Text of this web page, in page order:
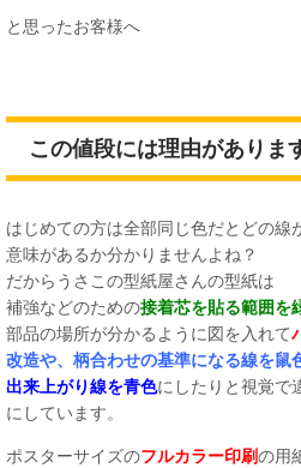
と思ったお客様へ
この値段には理由がありま
はじめての方は全部同じ色だとどの線
意味があるか分かりませんよね？
だからうさこの型紙屋さんの型紙は
補強などのための接着芯を貼る範囲を
部品の場所が分かるように図を入れて
改造や、柄合わせの基準になる線を鼠
出来上がり線を青色にしたりと視覚で
にしています。
ポスターサイズのフルカラー印刷の用